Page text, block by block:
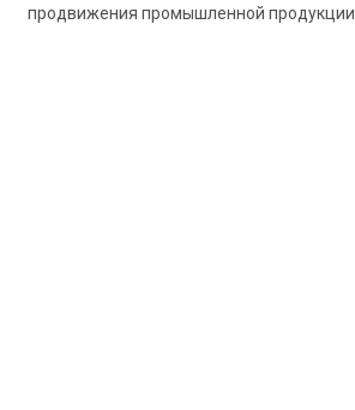
продвижения промышленной продукции.